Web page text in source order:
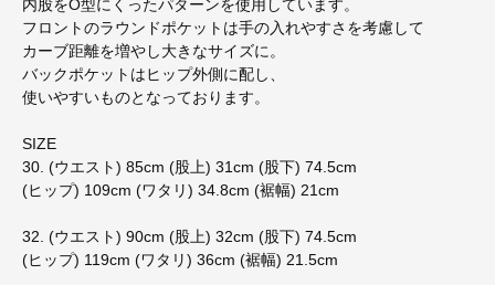
内股をO型にくったパターンを使用しています。
フロントのラウンドポケットは手の入れやすさを考慮して
カーブ距離を増やし大きなサイズに。
バックポケットはヒップ外側に配し、
使いやすいものとなっております。
SIZE
30. (ウエスト) 85cm (股上) 31cm (股下) 74.5cm
(ヒップ) 109cm (ワタリ) 34.8cm (裾幅) 21cm
32. (ウエスト) 90cm (股上) 32cm (股下) 74.5cm
(ヒップ) 119cm (ワタリ) 36cm (裾幅) 21.5cm